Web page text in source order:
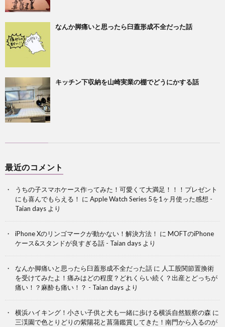
なんか脚痛いと思ったら臼蓋形成不全だった話
キッチン下収納を山崎実業の棚でどうにかする話
最近のコメント
うちの子スマホケース作ってみた！可愛くて大満足！！！プレゼント
にも喜んでもらえる！ に Apple Watch Series 5を1ヶ月使った感想 -
Taian days より
iPhone Xのリンゴマークが動かない！解決方法！ に MOFTのiPhone
ケース&スタンドが良すぎる話 - Taian days より
なんか脚痛いと思ったら臼蓋形成不全だった話 に 人工股関節置換術
を受けてみたよ！痛みはどの程度？どれくらい続く？出産とどっちが
痛い！？麻酔も痛い！？ - Taian days より
横浜ハイキング！小さい子供と犬も一緒に歩ける横浜自然観察の森 に
三渓園で色とりどりの紫陽花と菖蒲鑑賞してきた！南門から入るのが